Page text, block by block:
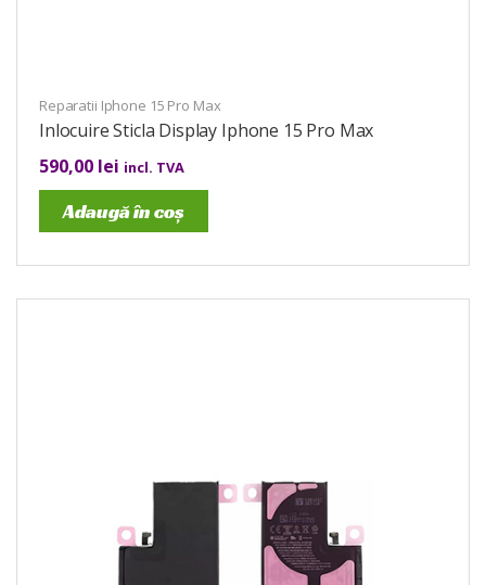
Reparatii Iphone 15 Pro Max
Inlocuire Sticla Display Iphone 15 Pro Max
590,00 lei incl. TVA
Adaugă în coș